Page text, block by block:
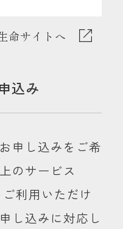
命サイトへ
込み
申し込みをご希
のサービス
利用いただけ
し込みに対応し